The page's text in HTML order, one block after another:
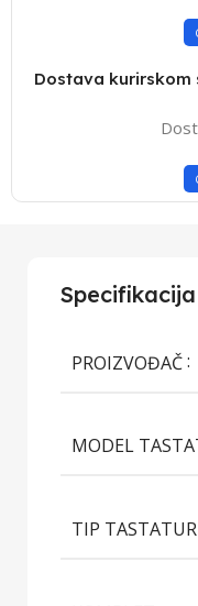
Dostava kurirskom
Specifikacija
PROIZVOĐAČ
MODEL
TIP